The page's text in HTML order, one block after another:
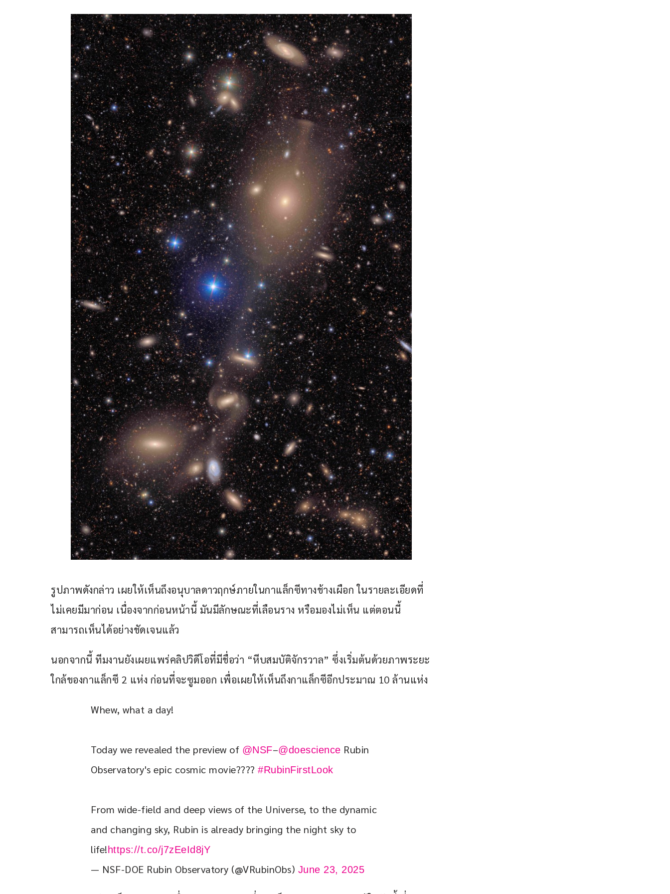
รูปภาพดังกล่าว เผยให้เห็นถึงอนุบาลดาวฤกษ์ภายในกาแล็กซีทางช้างเผือก ในรายละเอียดที่
ไม่เคยมีมาก่อน เนื่องจากก่อนหน้านี้ มันมีลักษณะที่เลือนราง หรือมองไม่เห็น แต่ตอนนี้
สามารถเห็นได้อย่างชัดเจนแล้ว
นอกจากนี้ ทีมงานยังเผยแพร่คลิปวิดีโอที่มีชื่อว่า “หีบสมบัติจักรวาล” ซึ่งเริ่มต้นด้วยภาพระยะ
ใกล้ของกาแล็กซี 2 แห่ง ก่อนที่จะซูมออก เพื่อเผยให้เห็นถึงกาแล็กซีอีกประมาณ 10 ล้านแห่ง
Whew, what a day!
Today we revealed the preview of @NSF–@doescience Rubin
Observatory's epic cosmic movie???? #RubinFirstLook
From wide-field and deep views of the Universe, to the dynamic
and changing sky, Rubin is already bringing the night sky to
life! https://t.co/j7zEeId8jY
— NSF-DOE Rubin Observatory (@VRubinObs) June 23, 2025